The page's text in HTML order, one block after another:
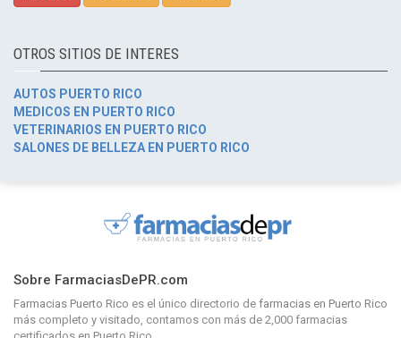
OTROS SITIOS DE INTERES
AUTOS PUERTO RICO
MEDICOS EN PUERTO RICO
VETERINARIOS EN PUERTO RICO
SALONES DE BELLEZA EN PUERTO RICO
Sobre FarmaciasDePR.com
Farmacias Puerto Rico es el único directorio de farmacias en Puerto Rico
más completo y visitado, contamos con más de 2,000 farmacias